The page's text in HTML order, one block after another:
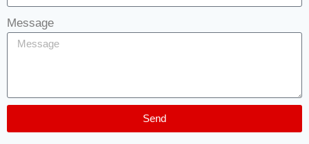
Message
Send